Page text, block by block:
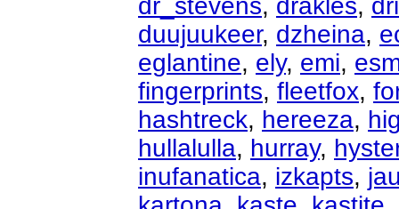
dr_stevens, drakles,
duujuukeer, dzheina,
eglantine, ely, emi,
fingerprints, fleetfox,
hashtreck, hereeza,
hullalulla, hurray,
inufanatica, izkapts,